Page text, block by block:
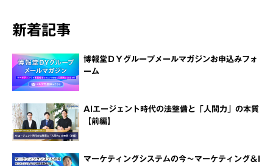
新着記事
博報堂ＤＹグループメールマガジンお申込みフォ
ーム
AIエージェント時代の法整備と「人間力」の本質
【前編】
マーケティングシステムの今～マーケティング＆I